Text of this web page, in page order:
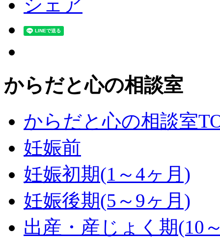
シェア
からだと心の相談室
からだと心の相談室
妊娠前
妊娠初期(1～4ヶ月)
妊娠後期(5～9ヶ月)
出産・産じょく期(10